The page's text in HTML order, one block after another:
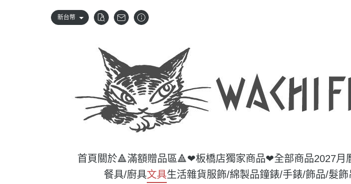
新台幣
首頁 關於🔺滿額贈品區🔺❤板橋店獨家商品❤全部商品2027月
餐具/廚具文具生活雜貨服飾/綿製品鐘錶/手錶/飾品/髮飾